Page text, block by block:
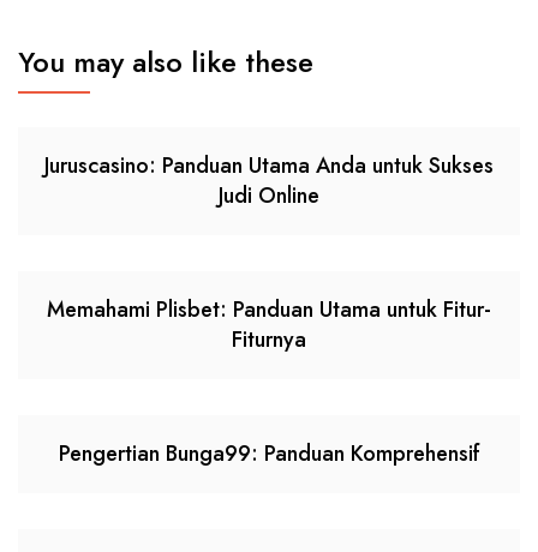
You may also like these
Juruscasino: Panduan Utama Anda untuk Sukses
Judi Online
Memahami Plisbet: Panduan Utama untuk Fitur-
Fiturnya
Pengertian Bunga99: Panduan Komprehensif